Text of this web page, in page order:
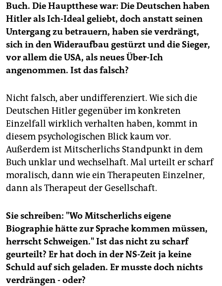
Buch. Die Hauptthese war: Die Deutschen haben
Hitler als Ich-Ideal geliebt, doch anstatt seinen
Untergang zu betrauern, haben sie verdrängt,
sich in den Wideraufbau gestürzt und die Sieger,
vor allem die USA, als neues Über-Ich
angenommen. Ist das falsch?
Nicht falsch, aber undifferenziert. Wie sich die
Deutschen Hitler gegenüber im konkreten
Einzelfall wirklich verhalten haben, kommt in
diesem psychologischen Blick kaum vor.
Außerdem ist Mitscherlichs Standpunkt in dem
Buch unklar und wechselhaft. Mal urteilt er scharf
moralisch, dann wie ein Therapeuten Einzelner,
dann als Therapeut der Gesellschaft.
Sie schreiben: "Wo Mitscherlichs eigene
Biographie hätte zur Sprache kommen müssen,
herrscht Schweigen." Ist das nicht zu scharf
geurteilt? Er hat doch in der NS-Zeit ja keine
Schuld auf sich geladen. Er musste doch nichts
verdrängen - oder?